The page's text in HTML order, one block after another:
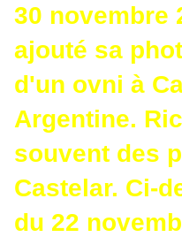
30 novembre
ajouté sa
d'un ovni à
Argentine.
souvent des
Castelar. Ci-
du 22